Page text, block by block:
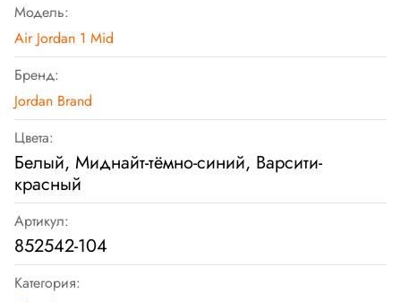
Модель:
Air Jordan 1 Mid
Бренд:
Jordan Brand
Цвета:
Белый, Миднайт-тёмно-синий, Варсити-
красный
Артикул:
852542-104
Категория: